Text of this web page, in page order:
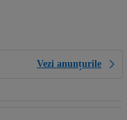
Vezi anunțurile